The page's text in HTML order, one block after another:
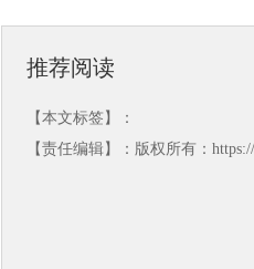
推荐阅读
【本文标签】：
【责任编辑】：版权所有：